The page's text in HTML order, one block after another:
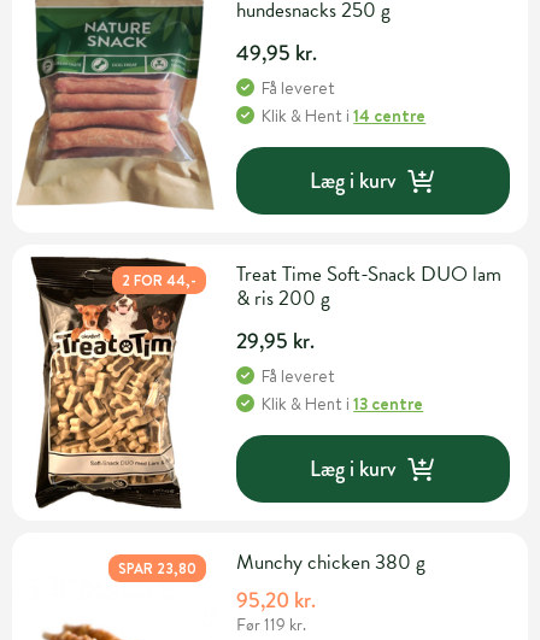
hundesnacks 250 g
49,95 kr.
Få leveret
Klik & Hent i14 centre
Læg i kurv
2 FOR 44,-
Treat Time Soft-Snack DUO lam
& ris 200 g
29,95 kr.
Få leveret
Klik & Hent i13 centre
Læg i kurv
SPAR 23,80 Munchy chicken 380 g
95,20 kr.
Før 119 kr.